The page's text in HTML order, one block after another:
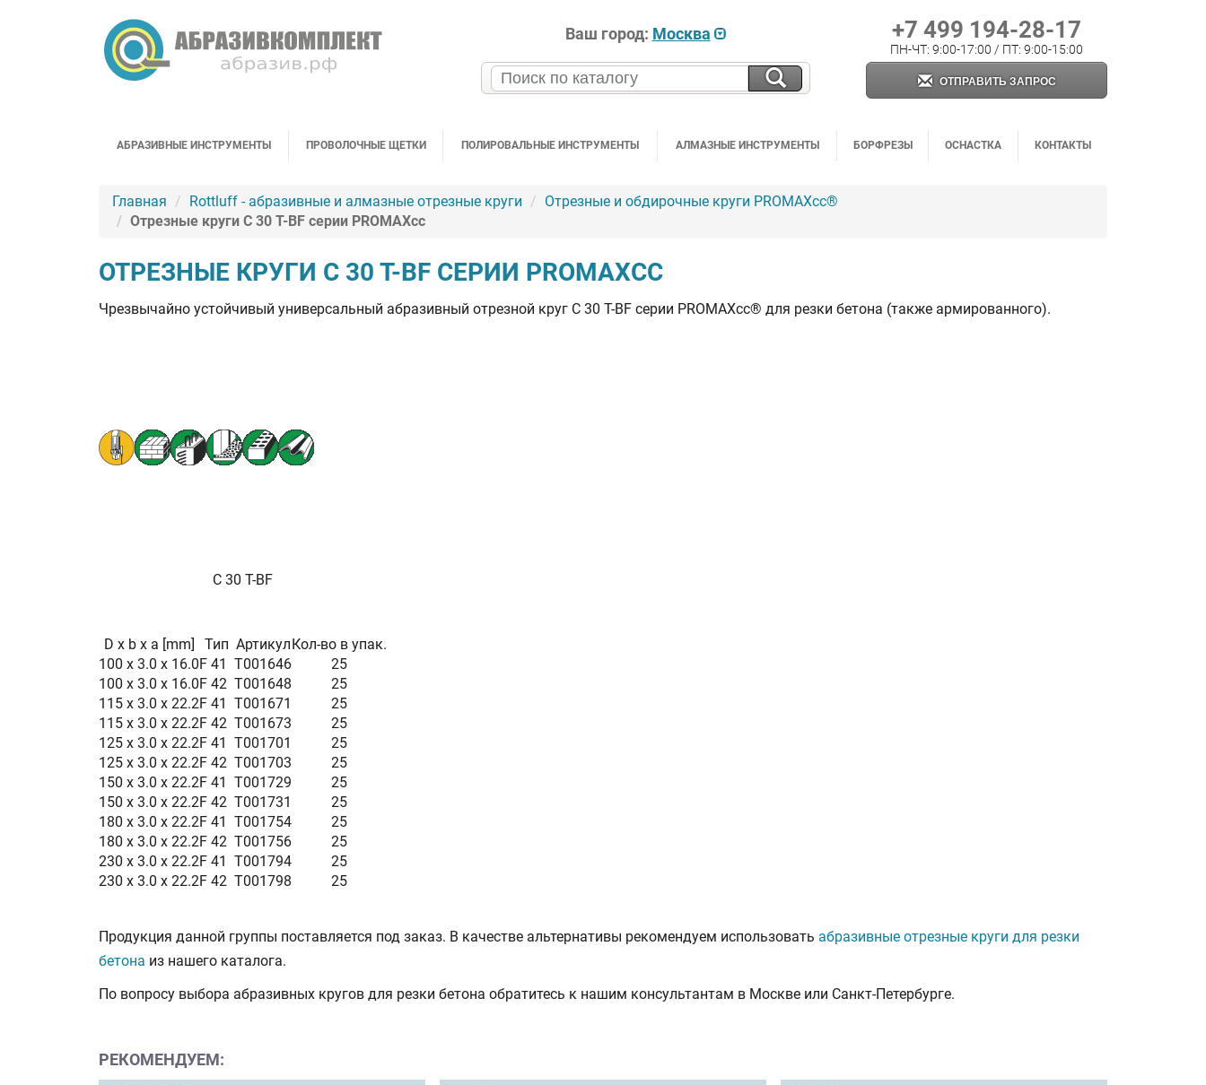
Ваш город: Москва +7 499 194-28-17
ПН-ЧТ: 9:00-17:00 / ПТ: 9:00-15:00
ОТПРАВИТЬ ЗАПРОС
АБРАЗИВНЫЕ ИНСТРУМЕНТЫ ПРОВОЛОЧНЫЕ ЩЕТКИ ПОЛИРОВАЛЬНЫЕ ИНСТРУМЕНТЫ АЛМАЗНЫЕ ИНСТРУМЕНТЫ БОРФРЕЗЫ ОСНАСТКА КОНТАКТЫ
Главная Rottluff - абразивные и алмазные отрезные круги
Отрезные и обдирочные круги PROMAXcc®
Отрезные круги C 30 T-BF серии PROMAXcc
ОТРЕЗНЫЕ КРУГИ C 30 T-BF СЕРИИ PROMAXCC
Чрезвычайно устойчивый универсальный абразивный отрезной круг C 30 T-BF серии PROMAXcc® для резки бетона (также армированного).
C 30 T-BF
D x b x a [mm] Тип АртикулКол-во в упак.
100 x 3.0 x 16.0F 41 T001646
25
100 x 3.0 x 16.0F 42 T001648
25
115 x 3.0 x 22.2F 41 T001671
25
115 x 3.0 x 22.2F 42 T001673
25
125 x 3.0 x 22.2F 41 T001701
25
125 x 3.0 x 22.2F 42 T001703
25
150 x 3.0 x 22.2F 41 T001729
25
150 x 3.0 x 22.2F 42 T001731
25
180 x 3.0 x 22.2F 41 T001754
25
180 x 3.0 x 22.2F 42 T001756
25
230 x 3.0 x 22.2F 41 T001794
25
230 x 3.0 x 22.2F 42 T001798 25
Продукция данной группы поставляется под заказ. В качестве альтернативы рекомендуем использовать абразивные отрезные круги для резки
бетона из нашего каталога.
По вопросу выбора абразивных кругов для резки бетона обратитесь к нашим консультантам в Москве или Санкт-Петербурге.
РЕКОМЕНДУЕМ: